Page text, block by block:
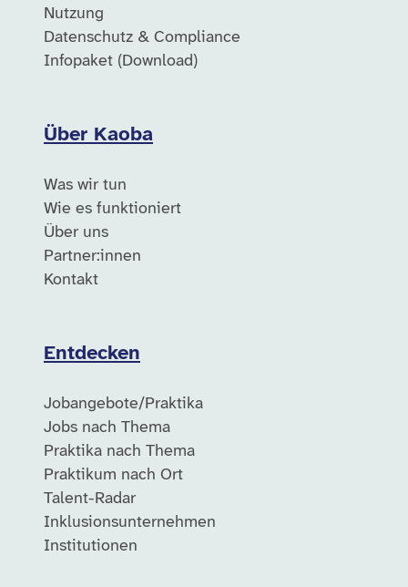
Nutzung
Datenschutz & Compliance
Infopaket (Download)
Über Kaoba
Was wir tun
Wie es funktioniert
Über uns
Partner:innen
Kontakt
Entdecken
Jobangebote/Praktika
Jobs nach Thema
Praktika nach Thema
Praktikum nach Ort
Talent-Radar
Inklusionsunternehmen
Institutionen